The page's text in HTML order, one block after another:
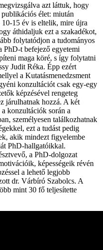
azt láttuk, hogy
élet: miután
15 év is eltelik, mire újra
áthidaljuk ezt a szakadékot,
folytatódjon a tudományos
PhD-t befejező egyetemi
maga köré, s így folytatni
Judit Réka. Épp ezért
a Kutatásmenedzsment
konzultációt csak egy-egy
képzésével rengeteg
járulhatnak hozzá. A két
konzultációk során a
személyesen találkozhatnak
ezt a tudást pedig
akik mindezt figyelembe
PhD-hallgatóikkal.
a PhD-dolgozat
képességeik révén
a lehető legjobb
dr. Várbíró Szabolcs. A
mint 30 fő teljesítette